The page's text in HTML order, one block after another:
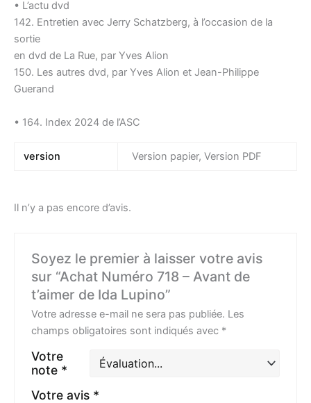
• L’actu dvd
142. Entretien avec Jerry Schatzberg, à l’occasion de la
sortie
en dvd de La Rue, par Yves Alion
150. Les autres dvd, par Yves Alion et Jean-Philippe
Guerand
• 164. Index 2024 de l’ASC
version Version papier, Version PDF
Il n’y a pas encore d’avis.
Soyez le premier à laisser votre avis
sur “Achat Numéro 718 – Avant de
t’aimer de Ida Lupino”
Votre adresse e-mail ne sera pas publiée. Les
champs obligatoires sont indiqués avec *
Votre
note *
Votre avis *